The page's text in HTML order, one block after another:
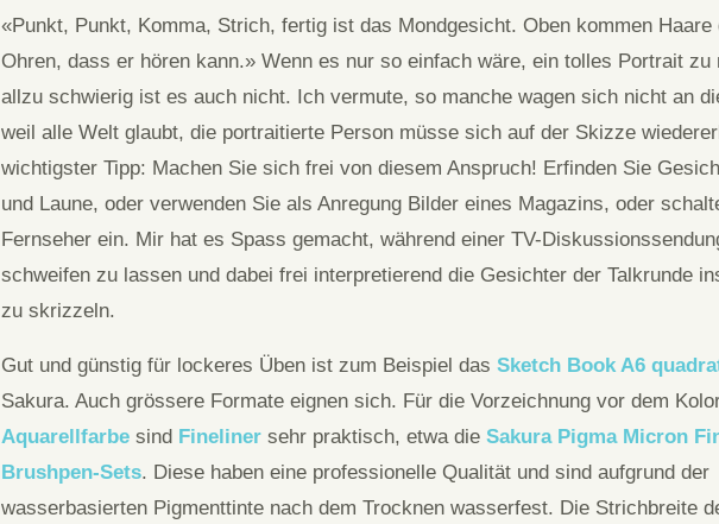
«Punkt, Punkt, Komma, Strich, fertig ist das Mondgesicht. Oben kommen Haare
Ohren, dass er hören kann.» Wenn es nur so einfach wäre, ein tolles Portrait zu
allzu schwierig ist es auch nicht. Ich vermute, so manche wagen sich nicht an
weil alle Welt glaubt, die portraitierte Person müsse sich auf der Skizze
wichtigster Tipp: Machen Sie sich frei von diesem Anspruch! Erfinden Sie
und Laune, oder verwenden Sie als Anregung Bilder eines Magazins, oder
Fernseher ein. Mir hat es Spass gemacht, während einer TV-
schweifen zu lassen und dabei frei interpretierend die Gesichter der Talkrunde
zu skrizzeln.
Gut und günstig für lockeres Üben ist zum Beispiel das Sketch Book A6
Sakura. Auch grössere Formate eignen sich. Für die Vorzeichnung vor dem
Aquarellfarbe sind Fineliner sehr praktisch, etwa die Sakura Pigma Micron
Brushpen-Sets. Diese haben eine professionelle Qualität und sind aufgrund der
wasserbasierten Pigmenttinte nach dem Trocknen wasserfest. Die Strichbreite